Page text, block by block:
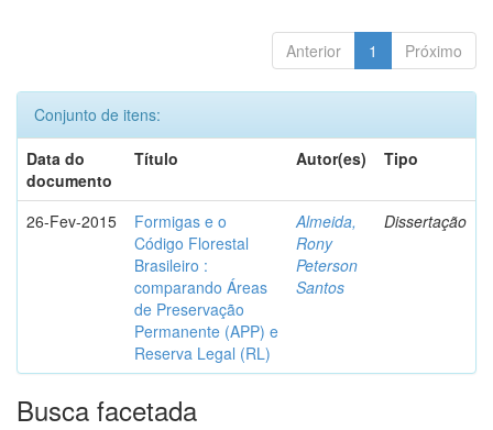
Anterior 1 Próximo
Conjunto de itens:
Data do
documento
Título Autor(es) Tipo
26-Fev-2015
Formigas e o
Código Florestal
Brasileiro :
comparando Áreas
de Preservação
Permanente (APP) e
Reserva Legal (RL)
Almeida,
Rony
Peterson
Santos
Dissertação
Busca facetada